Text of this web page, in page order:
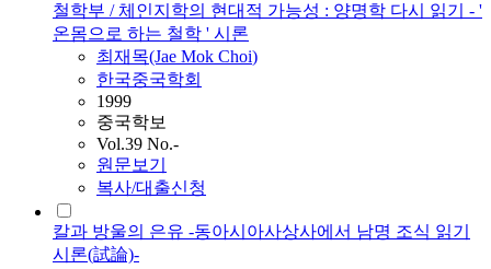
철학부 / 체인지학의 현대적 가능성 : 양명학 다시 읽기 - '
온몸으로 하는 철학 ' 시론
최재목(Jae Mok Choi)
한국중국학회
1999
중국학보
Vol.39 No.-
원문보기
복사/대출신청
칼과 방울의 은유 -동아시아사상사에서 남명 조식 읽기
시론(試論)-